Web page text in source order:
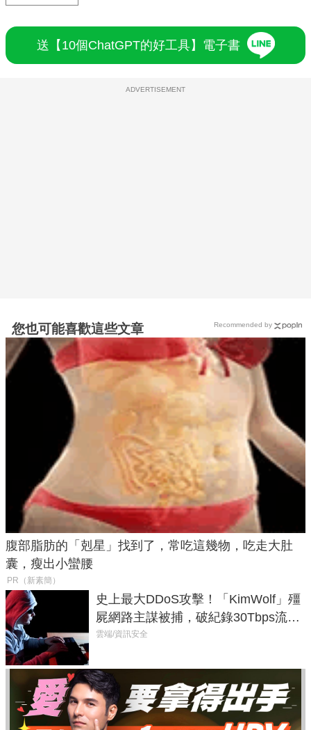
送【10個ChatGPT的好工具】電子書
ADVERTISEMENT
您也可能喜歡這些文章
腹部脂肪的「剋星」找到了，常吃這幾物，吃走大肚
囊，瘦出小蠻腰
PR（新素簡）
史上最大DDoS攻擊！「KimWolf」殭
屍網路主謀被捕，破紀錄30Tbps流量
癱瘓全球！
雲端/資訊安全
Recommended by